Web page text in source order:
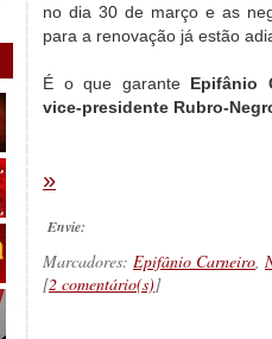
no dia 30 de março e as
para a renovação já estão
É o que garante Epifânio
vice-presidente Rubro-
»
Envie:
Marcadores: Epifânio Carneiro,
[2 comentário(s)]